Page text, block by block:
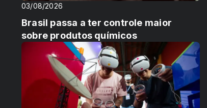
03/08/2026
Brasil passa a ter controle maior
sobre produtos químicos